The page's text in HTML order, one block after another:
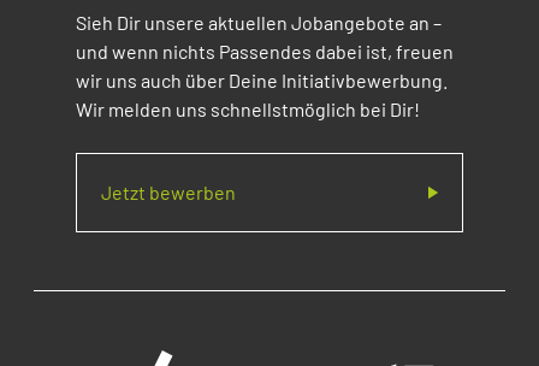
Sieh Dir unsere aktuellen Jobangebote an –
und wenn nichts Passendes dabei ist, freuen
wir uns auch über Deine Initiativbewerbung.
Wir melden uns schnellstmöglich bei Dir!
Jetzt bewerben